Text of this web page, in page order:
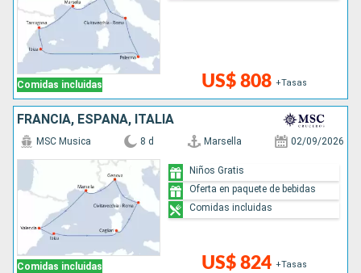
Comidas incluidas US$ 808 +Tasas
FRANCIA, ESPAÑA, ITALIA
Comidas incluidas
MSC Musica 8 d Marsella 02/09/2026
US$ 824 +Tasas
Niños Gratis
Oferta en paquete de bebidas
Comidas incluidas